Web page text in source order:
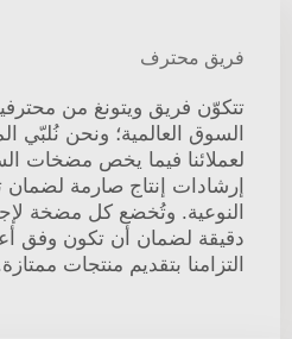
فريق محترف
تتكوّن فريق ويتونغ من
السوق العالمية؛ ونحن نُلبّي
لعملائنا فيما يخص مضخات
إرشادات إنتاج صارمة لضمان
النوعية. وتُخضع كل مضخة
دقيقة لضمان أن تكون وفق
التزامنا بتقديم منتجات